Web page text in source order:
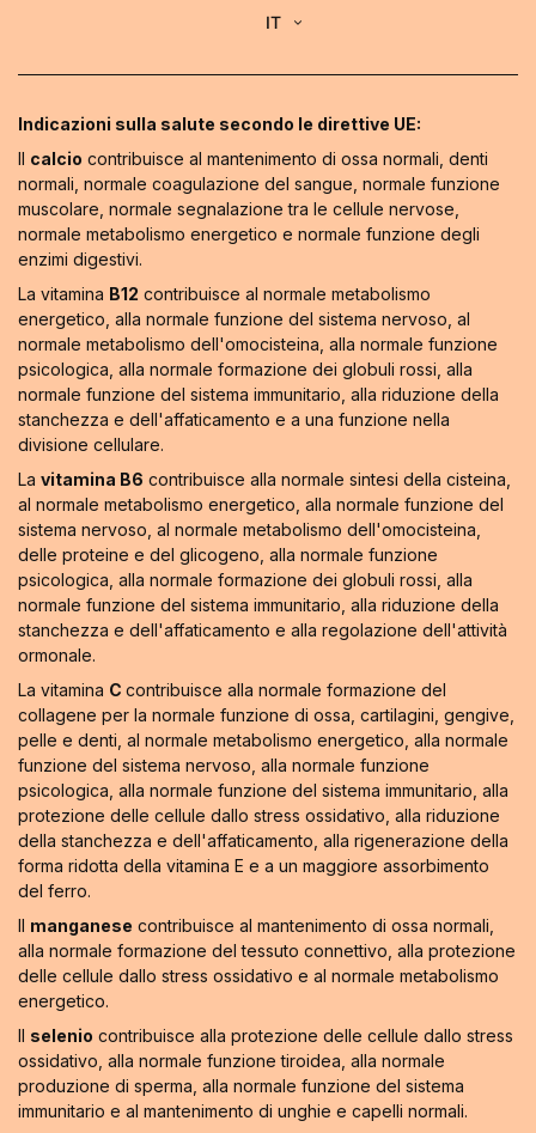
IT
Indicazioni sulla salute secondo le direttive UE:
Il calcio contribuisce al mantenimento di ossa normali, denti
normali, normale coagulazione del sangue, normale funzione
muscolare, normale segnalazione tra le cellule nervose,
normale metabolismo energetico e normale funzione degli
enzimi digestivi.
La vitamina B12 contribuisce al normale metabolismo
energetico, alla normale funzione del sistema nervoso, al
normale metabolismo dell'omocisteina, alla normale funzione
psicologica, alla normale formazione dei globuli rossi, alla
normale funzione del sistema immunitario, alla riduzione della
stanchezza e dell'affaticamento e a una funzione nella
divisione cellulare.
La vitamina B6 contribuisce alla normale sintesi della cisteina,
al normale metabolismo energetico, alla normale funzione del
sistema nervoso, al normale metabolismo dell'omocisteina,
delle proteine e del glicogeno, alla normale funzione
psicologica, alla normale formazione dei globuli rossi, alla
normale funzione del sistema immunitario, alla riduzione della
stanchezza e dell'affaticamento e alla regolazione dell'attività
ormonale.
La vitamina C contribuisce alla normale formazione del
collagene per la normale funzione di ossa, cartilagini, gengive,
pelle e denti, al normale metabolismo energetico, alla normale
funzione del sistema nervoso, alla normale funzione
psicologica, alla normale funzione del sistema immunitario, alla
protezione delle cellule dallo stress ossidativo, alla riduzione
della stanchezza e dell'affaticamento, alla rigenerazione della
forma ridotta della vitamina E e a un maggiore assorbimento
del ferro.
Il manganese contribuisce al mantenimento di ossa normali,
alla normale formazione del tessuto connettivo, alla protezione
delle cellule dallo stress ossidativo e al normale metabolismo
energetico.
Il selenio contribuisce alla protezione delle cellule dallo stress
ossidativo, alla normale funzione tiroidea, alla normale
produzione di sperma, alla normale funzione del sistema
immunitario e al mantenimento di unghie e capelli normali.